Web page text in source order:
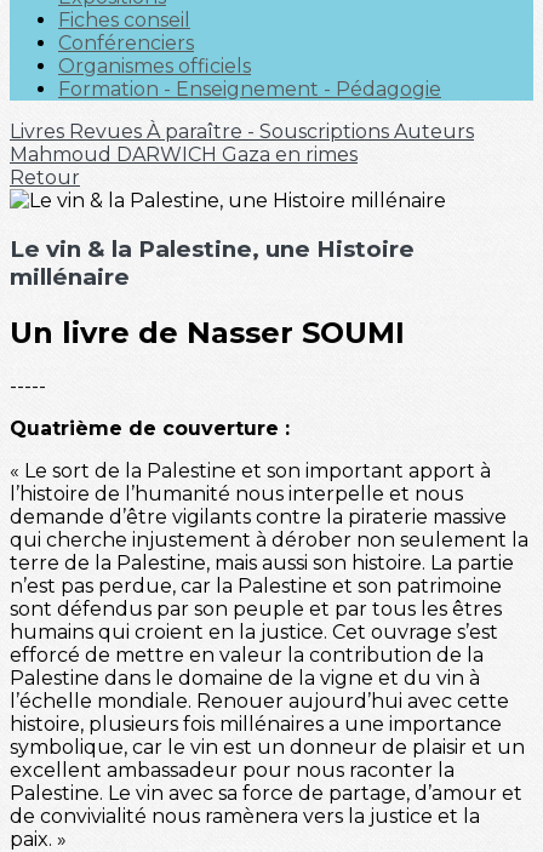
Fiches conseil
Conférenciers
Organismes officiels
Formation - Enseignement - Pédagogie
Livres Revues À paraître - Souscriptions Auteurs
Mahmoud DARWICH Gaza en rimes
Retour
Le vin & la Palestine, une Histoire
millénaire
Un livre de Nasser SOUMI
-----
Quatrième de couverture :
« Le sort de la Palestine et son important apport à
l’histoire de l’humanité nous interpelle et nous
demande d’être vigilants contre la piraterie massive
qui cherche injustement à dérober non seulement la
terre de la Palestine, mais aussi son histoire. La partie
n’est pas perdue, car la Palestine et son patrimoine
sont défendus par son peuple et par tous les êtres
humains qui croient en la justice. Cet ouvrage s’est
efforcé de mettre en valeur la contribution de la
Palestine dans le domaine de la vigne et du vin à
l’échelle mondiale. Renouer aujourd’hui avec cette
histoire, plusieurs fois millénaires a une importance
symbolique, car le vin est un donneur de plaisir et un
excellent ambassadeur pour nous raconter la
Palestine. Le vin avec sa force de partage, d’amour et
de convivialité nous ramènera vers la justice et la
paix. »